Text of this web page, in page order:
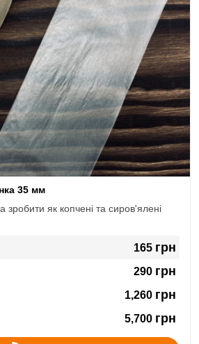
35 мм
зробити як копчені та сиров'ялені
165 грн
290 грн
1,260 грн
5,700 грн